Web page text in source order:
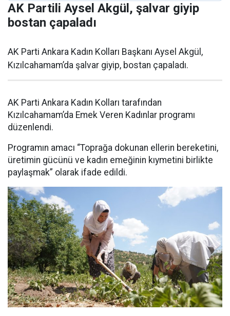
AK Partili Aysel Akgül, şalvar giyip
bostan çapaladı
AK Parti Ankara Kadın Kolları Başkanı Aysel Akgül,
Kızılcahamam’da şalvar giyip, bostan çapaladı.
AK Parti Ankara Kadın Kolları tarafından
Kızılcahamam’da Emek Veren Kadınlar programı
düzenlendi.
Programın amacı “Toprağa dokunan ellerin bereketini,
üretimin gücünü ve kadın emeğinin kıymetini birlikte
paylaşmak” olarak ifade edildi.